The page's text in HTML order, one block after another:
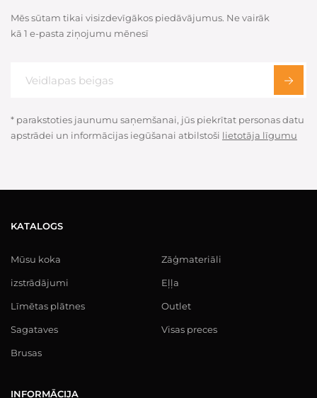
Mēs sūtam tikai visizdevīgākos piedāvājumus. Ne vairāk
kā 1 e-pasta ziņojumu mēnesī
* parakstoties jaunumu saņemšanai, jūs piekrītat personas datu
apstrādei un informācijas iegūšanai atbilstoši lietotāja līgumu
KATALOGS
Mūsu koka
izstrādājumi
Līmētas plātnes
Sagataves
Brusas
Zāģmateriāli
Eļļa
Outlet
Visas preces
INFORMĀCIJA